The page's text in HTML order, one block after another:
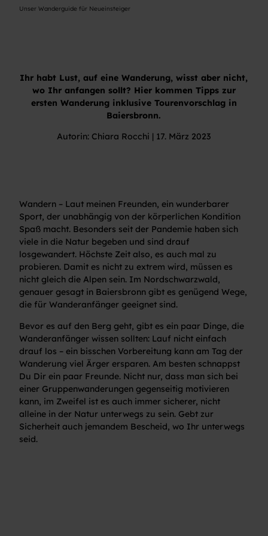
Unser Wanderguide für Neueinsteiger
Ihr habt Lust, auf eine Wanderung, wisst aber nicht,
wo Ihr anfangen sollt? Hier kommen Tipps zur
ersten Wanderung inklusive Tourenvorschlag in
Baiersbronn.
Autorin: Chiara Rocchi | 17. März 2023
Wandern – Laut meinen Freunden, ein wunderbarer
Sport, der unabhängig von der körperlichen Kondition
Spaß macht. Besonders seit der Pandemie haben sich
viele in die Natur begeben und sind drauf
losgewandert. Höchste Zeit also, es auch mal zu
probieren. Damit es nicht zu extrem wird, müssen es
nicht gleich die Alpen sein. Im Nordschwarzwald,
genauer gesagt in Baiersbronn gibt es genügend Wege,
die für Wanderanfänger geeignet sind.
Bevor es auf den Berg geht, gibt es ein paar Dinge, die
Wanderanfänger wissen sollten: Lauf nicht einfach
drauf los – ein bisschen Vorbereitung kann am Tag der
Wanderung viel Ärger ersparen. Am besten schnappst
Du Dir ein paar Freunde. Nicht nur, dass man sich bei
einer Gruppenwanderungen gegenseitig motivieren
kann, im Zweifel ist es auch immer sicherer, nicht
alleine in der Natur unterwegs zu sein. Gebt zur
Sicherheit auch jemandem Bescheid, wo Ihr unterwegs
seid.